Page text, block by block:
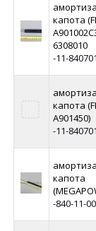
капота
6308010
-11-
капота
A901450)
-11-
капота
-840-11-